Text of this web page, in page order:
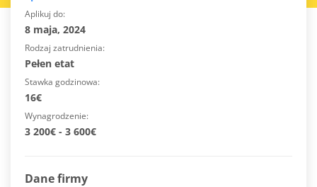
Aplikuj do
8 maja, 2024
Rodzaj zatrudnienia
Pełen etat
Stawka godzinowa
16€
Wynagrodzenie
3 200€ - 3 600€
Dane firmy